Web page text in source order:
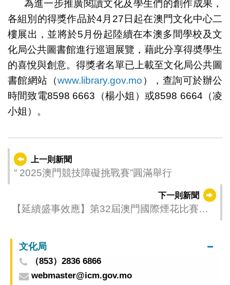
為進一步推廣閱讀文化及學生們的創作成果，
各組別的得獎作品於4月27日起在澳門文化中心二
樓展出，並將於5月份起陸續在本澳多間學校及文
化局公共圖書館進行巡迴展覽，藉此分享得奬學生
的喜悅與創意。得獎者名單已上載至文化局公共圖
書館網站（www.library.gov.mo ），查詢可於辦公
時間致電8598 6663（楊小姐）或8598 6664（凌
小姐）。
上一則新聞
“ 2025澳門競技障礙挑戰賽”圓滿舉行
下一則新聞
【延續盛事效應】第32屆澳門國際煙花比賽匯
文化局
（853）2836 6866
webmaster@icm.gov.mo